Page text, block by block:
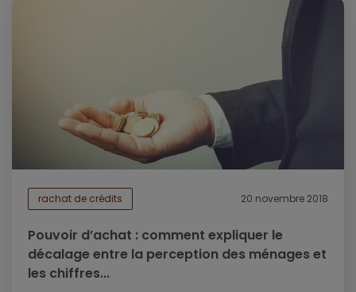
rachat de crédits 20 novembre 2018
Pouvoir d’achat : comment expliquer le
décalage entre la perception des ménages et
les chiffres...